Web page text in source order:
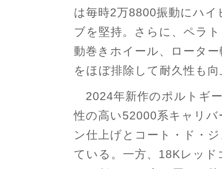
は毎時2万8800振動にハ
ブを堅持。さらに、ペラ
動巻きホイール、ロータ
をほぼ排除して耐久性も
2024年新作のポルトギ
性の高い52000系キャリ
ン仕上げとコート・ド・
ている。一方、18Kレッ